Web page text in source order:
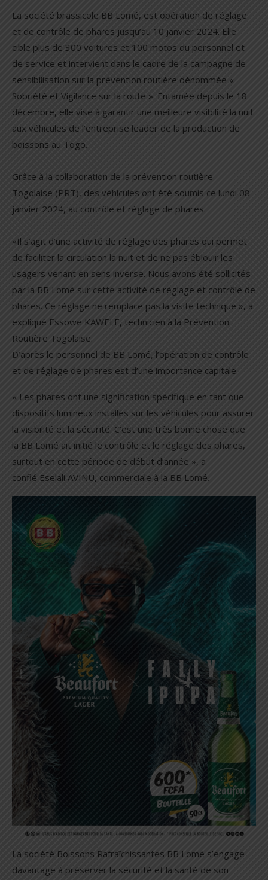
La société brassicole BB Lomé, est opération de réglage
et de contrôle de phares jusqu’au 10 janvier 2024. Elle
cible plus de 300 voitures et 100 motos du personnel et
de service et intervient dans le cadre de la campagne de
sensibilisation sur la prévention routière dénommée «
Sobriété et Vigilance sur la route ». Entamée depuis le 18
décembre, elle vise à garantir une meilleure visibilité la nuit
aux véhicules de l’entreprise leader de la production de
boissons au Togo.
Grâce à la collaboration de la prévention routière
Togolaise (PRT), des véhicules ont été soumis ce lundi 08
janvier 2024, au contrôle et réglage de phares.
«Il s’agit d’une activité de réglage des phares qui permet
de faciliter la circulation la nuit et de ne pas éblouir les
usagers venant en sens inverse. Nous avons été sollicités
par la BB Lomé sur cette activité de réglage et contrôle de
phares. Ce réglage ne remplace pas la visite technique », a
expliqué Essowe KAWELE, technicien à la Prévention
Routière Togolaise.
D’après le personnel de BB Lomé, l’opération de contrôle
et de réglage de phares est d’une importance capitale.
« Les phares ont une signification spécifique en tant que
dispositifs lumineux installés sur les véhicules pour assurer
la visibilité et la sécurité. C’est une très bonne chose que
la BB Lomé ait initié le contrôle et le réglage des phares,
surtout en cette période de début d’année », a
confié Eselali AVINU, commerciale à la BB Lomé.
La société Boissons Rafraîchissantes BB Lomé s’engage
davantage à préserver la sécurité et la santé de son